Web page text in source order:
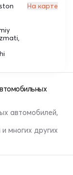
На карте
автомобилей,
многих других